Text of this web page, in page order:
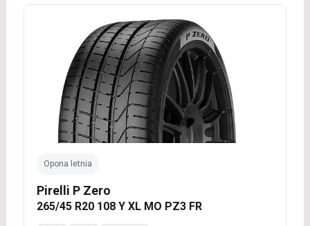
Opona letnia
Pirelli P Zero
265/45 R20 108 Y XL MO PZ3 FR